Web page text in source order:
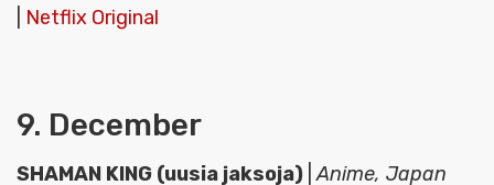
Netflix Original
9. December
SHAMAN KING (uusia jaksoja) |Anime, Japan